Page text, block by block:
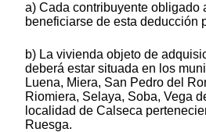
a) Cada contribuyente obligado
beneficiarse de esta deducción
b) La vivienda objeto de
deberá estar situada en los
Luena, Miera, San Pedro del
Riomiera, Selaya, Soba, Vega
localidad de Calseca
Ruesga.